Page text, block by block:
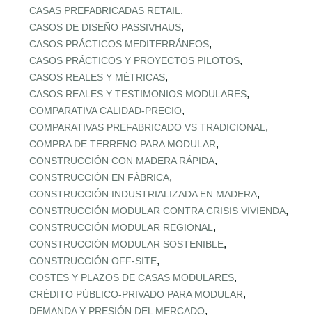
CASAS PREFABRICADAS RETAIL ,
CASOS DE DISEÑO PASSIVHAUS,
CASOS PRÁCTICOS MEDITERRÁNEOS,
CASOS PRÁCTICOS Y PROYECTOS PILOTOS,
CASOS REALES Y MÉTRICAS,
CASOS REALES Y TESTIMONIOS MODULARES,
COMPARATIVA CALIDAD‑PRECIO,
COMPARATIVAS PREFABRICADO VS TRADICIONAL ,
COMPRA DE TERRENO PARA MODULAR,
CONSTRUCCIÓN CON MADERA RÁPIDA,
CONSTRUCCIÓN EN FÁBRICA,
CONSTRUCCIÓN INDUSTRIALIZADA EN MADERA,
CONSTRUCCIÓN MODULAR CONTRA CRISIS VIVIENDA,
CONSTRUCCIÓN MODULAR REGIONAL ,
CONSTRUCCIÓN MODULAR SOSTENIBLE,
CONSTRUCCIÓN OFF‑SITE,
COSTES Y PLAZOS DE CASAS MODULARES,
CRÉDITO PÚBLICO‑PRIVADO PARA MODULAR,
DEMANDA Y PRESIÓN DEL MERCADO,